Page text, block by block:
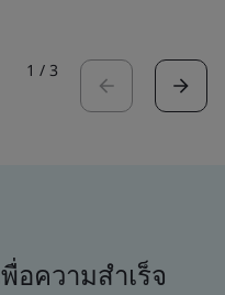
1 / 3
อความสำเร็จ